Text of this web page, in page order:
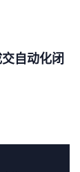
自动化闭